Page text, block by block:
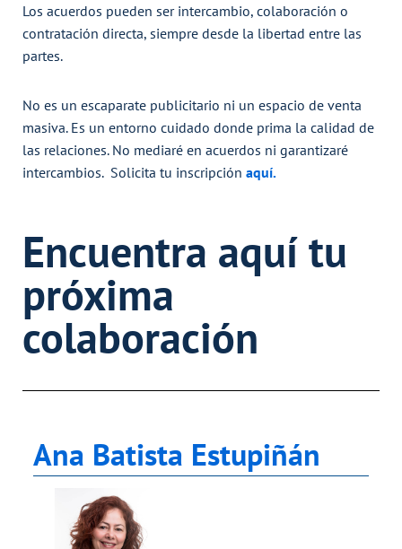
Los acuerdos pueden ser intercambio, colaboración o
contratación directa, siempre desde la libertad entre las
partes.
No es un escaparate publicitario ni un espacio de venta
masiva. Es un entorno cuidado donde prima la calidad de
las relaciones. No mediaré en acuerdos ni garantizaré
intercambios. Solicita tu inscripción aquí.
Encuentra aquí tu
próxima
colaboración
Ana Batista Estupiñán